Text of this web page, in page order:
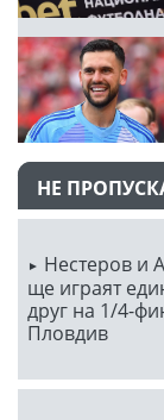
НЕ
Нестеров и
ще играят
друг на 1/4-
Пловдив